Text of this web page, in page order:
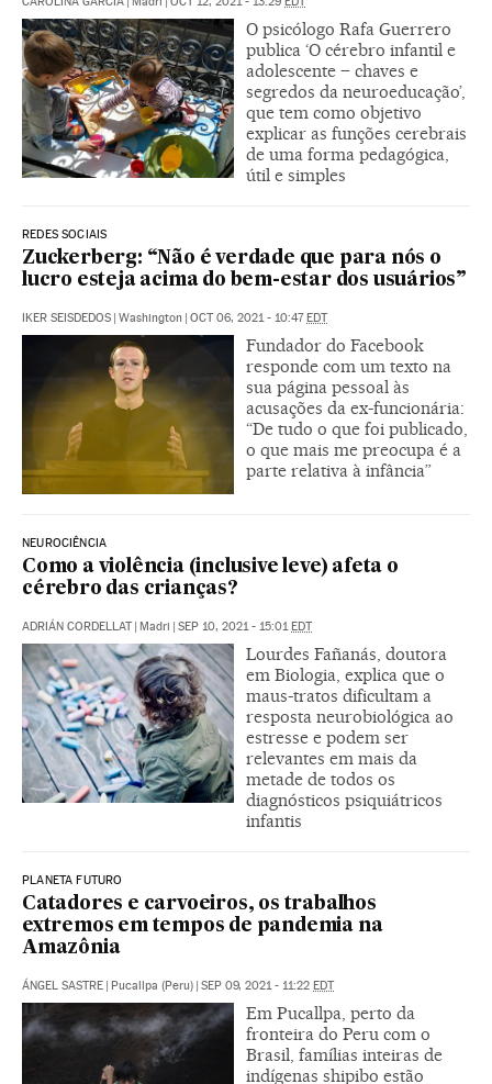
O psicólogo Rafa Guerrero
publica ‘O cérebro infantil e
adolescente – chaves e
segredos da neuroeducação’,
que tem como objetivo
explicar as funções cerebrais
de uma forma pedagógica,
útil e simples
REDES SOCIAIS
Zuckerberg: “Não é verdade que para nós o
lucro esteja acima do bem-estar dos usuários”
IKER SEISDEDOS Washington OCT 06, 2021 - 10:47 EDT
Fundador do Facebook
responde com um texto na
sua página pessoal às
acusações da ex-funcionária:
“De tudo o que foi publicado,
o que mais me preocupa é a
parte relativa à infância”
NEUROCIÊNCIA
Como a violência (inclusive leve) afeta o
cérebro das crianças?
ADRIÁN CORDELLAT Madri SEP 10, 2021 - 15:01 EDT
Lourdes Fañanás, doutora
em Biologia, explica que o
maus-tratos dificultam a
resposta neurobiológica ao
estresse e podem ser
relevantes em mais da
metade de todos os
diagnósticos psiquiátricos
infantis
PLANETA FUTURO
Catadores e carvoeiros, os trabalhos
extremos em tempos de pandemia na
Amazônia
ÁNGEL SASTRE Pucallpa (Peru) SEP 09, 2021 - 11:22 EDT
Em Pucallpa, perto da
fronteira do Peru com o
Brasil, famílias inteiras de
indígenas shipibo estão